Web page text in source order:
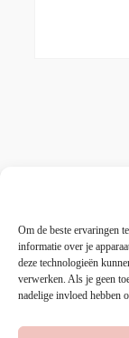
Om de beste ervaringen
informatie over je
deze technologieën
verwerken. Als je geen
nadelige invloed hebben